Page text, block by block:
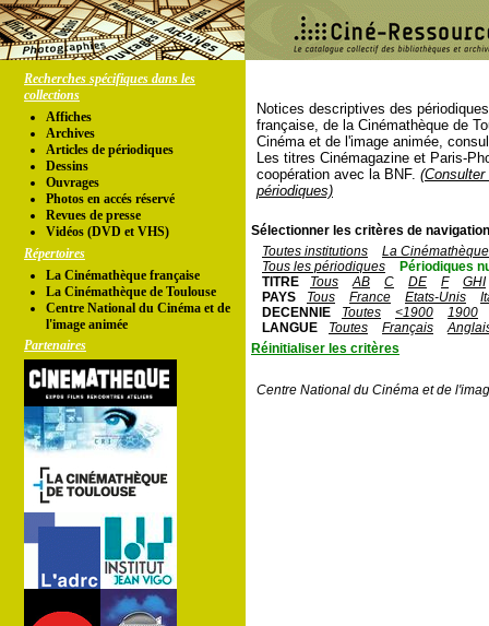
Recherches spécifiques dans les
collections
Affiches
Archives
Articles de périodiques
Dessins
Ouvrages
Photos en accés réservé
Revues de presse
Vidéos (DVD et VHS)
Répertoires
La Cinémathèque française
La Cinémathèque de Toulouse
Centre National du Cinéma et de
l'image animée
Partenaires
Notices descriptives des
française, de la Cinémathèque de
Cinéma et de l'image animée,
Les titres Cinémagazine et Paris-
coopération avec la BNF.
périodiques)
Sélectionner les critères de
Toutes institutions
La
Tous les périodiques
Périodiques
TITRE
Tous AB C DE F
GHI
PAYS
Tous France Etats-Unis
DECENNIE
Toutes <1900
1900
LANGUE
Toutes Français
Réinitialiser les critères
Centre National du Cinéma et de